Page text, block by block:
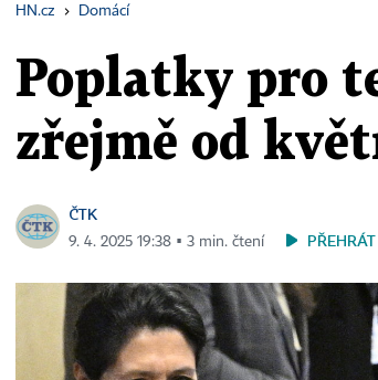
HN.cz › Domácí
Poplatky pro
zřejmě od
ČTK
9. 4. 2025 19:38 ▪ 3 min. čtení